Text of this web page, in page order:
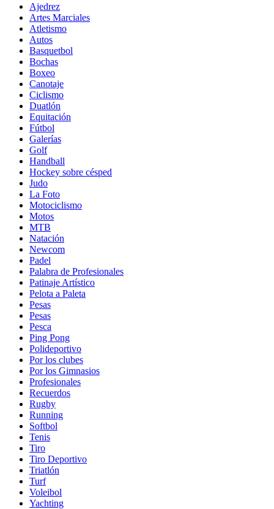
Ajedrez
Artes Marciales
Atletismo
Autos
Basquetbol
Bochas
Boxeo
Canotaje
Ciclismo
Duatlón
Equitación
Fútbol
Galerías
Golf
Handball
Hockey sobre césped
Judo
La Foto
Motociclismo
Motos
MTB
Natación
Newcom
Padel
Palabra de Profesionales
Patinaje Artístico
Pelota a Paleta
Pesas
Pesas
Pesca
Ping Pong
Polideportivo
Por los clubes
Por los Gimnasios
Profesionales
Recuerdos
Rugby
Running
Softbol
Tenis
Tiro
Tiro Deportivo
Triatlón
Turf
Voleibol
Yachting